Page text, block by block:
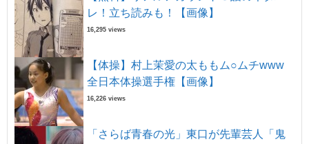
レ！立ち読みも！【画像】
16,295 views
【体操】村上茉愛の太ももム○ムチwww
全日本体操選手権【画像】
16,226 views
「さらば青春の光」東口が先輩芸人「鬼